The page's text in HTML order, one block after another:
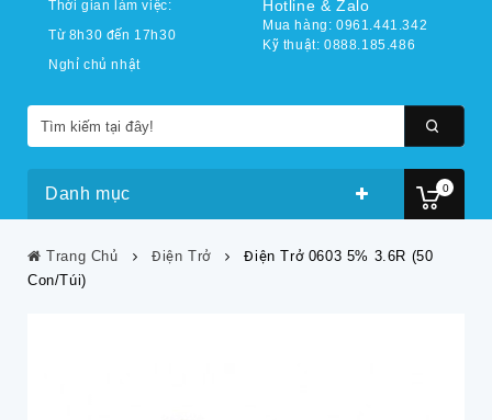
0
Thời gian làm việc:
Từ 8h30 đến 17h30
Nghỉ chủ nhật
Hotline & Zalo
Mua hàng: 0961.441.342
Kỹ thuật: 0888.185.486
Danh mục
Trang Chủ Điện Trở
Điện Trở 0603 5% 3.6R (50
Con/túi)